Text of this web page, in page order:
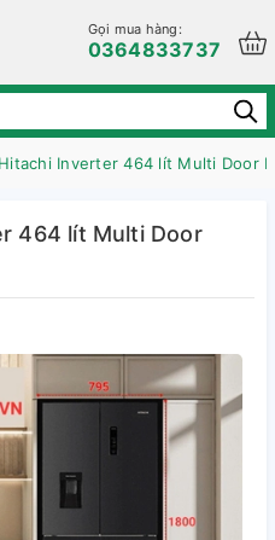
Gọi mua hàng:
0364833737
Inverter 464 lít Multi Door
464 lít Multi Door